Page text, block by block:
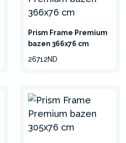
Prism Frame Premium
bazen 366x76 cm
26712ND